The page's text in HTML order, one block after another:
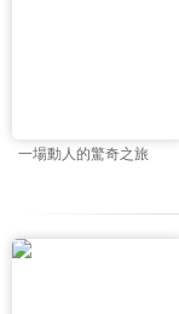
一場動人的驚奇之旅